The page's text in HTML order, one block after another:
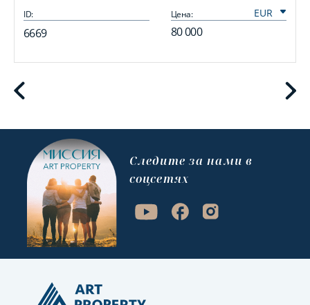
ID:
6669
Цена:
80 000
Cледите за нами в
соцсетях